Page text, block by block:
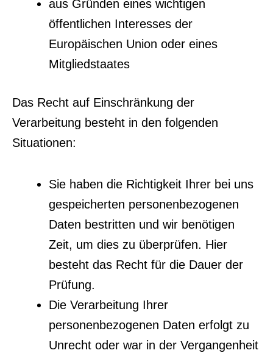
aus Gründen eines wichtigen
öffentlichen Interesses der
Europäischen Union oder eines
Mitgliedstaates
Das Recht auf Einschränkung der
Verarbeitung besteht in den folgenden
Situationen:
Sie haben die Richtigkeit Ihrer bei uns
gespeicherten personenbezogenen
Daten bestritten und wir benötigen
Zeit, um dies zu überprüfen. Hier
besteht das Recht für die Dauer der
Prüfung.
Die Verarbeitung Ihrer
personenbezogenen Daten erfolgt zu
Unrecht oder war in der Vergangenheit